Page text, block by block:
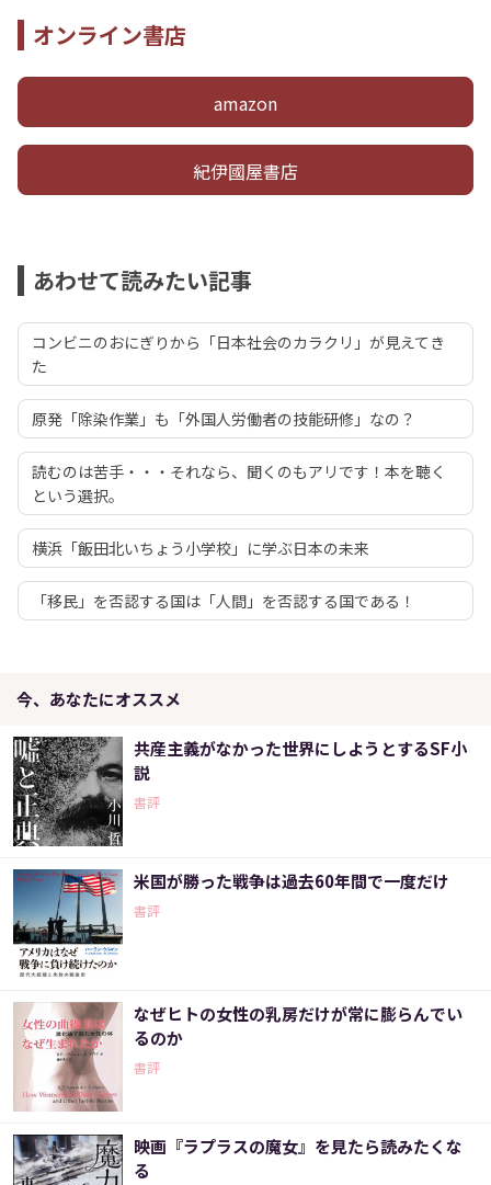
オンライン書店
amazon
紀伊國屋書店
あわせて読みたい記事
コンビニのおにぎりから「日本社会のカラクリ」が見えてき
た
原発「除染作業」も「外国人労働者の技能研修」なの？
読むのは苦手・・・それなら、聞くのもアリです！本を聴く
という選択。
横浜「飯田北いちょう小学校」に学ぶ日本の未来
「移民」を否認する国は「人間」を否認する国である！
今、あなたにオススメ
共産主義がなかった世界にしようとするSF小
説
書評
米国が勝った戦争は過去60年間で一度だけ
書評
なぜヒトの女性の乳房だけが常に膨らんでい
るのか
書評
映画『ラプラスの魔女』を見たら読みたくな
る